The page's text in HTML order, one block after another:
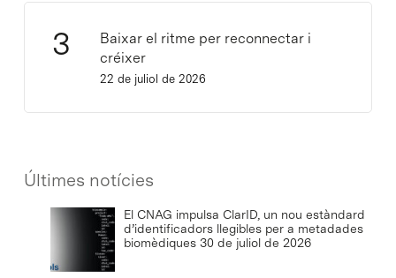
Baixar el ritme per reconnectar i
créixer
22 de juliol de 2026
Últimes notícies
El CNAG impulsa ClarID, un nou estàndard
d’identificadors llegibles per a metadades
biomèdiques 30 de juliol de 2026